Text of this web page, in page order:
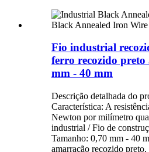
Fio industrial
ferro recozido preto
mm - 40 mm
Descrição detalhada do
Característica: A
Newton por milímetro
industrial / Fio de
Tamanho: 0,70 mm - 40
amarração recozido